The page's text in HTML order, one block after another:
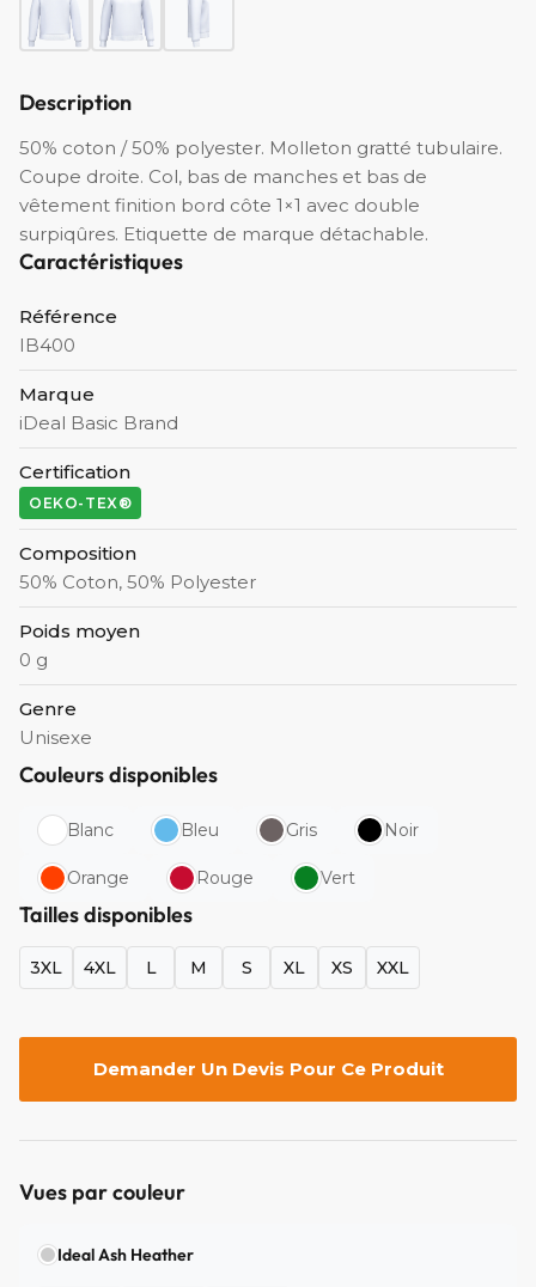
Description
50% coton / 50% polyester. Molleton gratté tubulaire.
Coupe droite. Col, bas de manches et bas de
vêtement finition bord côte 1×1 avec double
surpiqûres. Etiquette de marque détachable.
Caractéristiques
Référence
IB400
Marque
iDeal Basic Brand
Certification
OEKO-TEX®
Composition
50% Coton, 50% Polyester
Poids moyen
0 g
Genre
Unisexe
Couleurs disponibles
Blanc Bleu Gris Noir
Orange Rouge Vert
Tailles disponibles
3XL 4XL L M S XL XS XXL
Demander Un Devis Pour Ce Produit
Vues par couleur
Ideal Ash Heather